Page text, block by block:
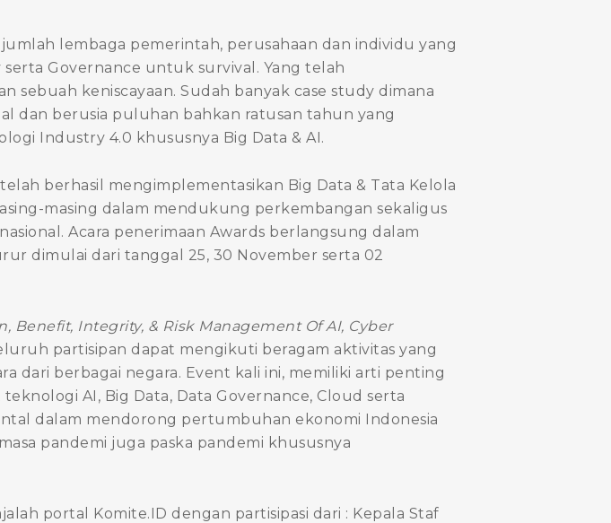
lembaga pemerintah, perusahaan dan individu yang
Governance untuk survival. Yang telah
sebuah keniscayaan. Sudah banyak case study dimana
dan berusia puluhan bahkan ratusan tahun yang
Industry 4.0 khususnya Big Data & AI.
berhasil mengimplementasikan Big Data & Tata Kelola
masing dalam mendukung perkembangan sekaligus
Acara penerimaan Awards berlangsung dalam
dimulai dari tanggal 25, 30 November serta 02
Benefit, Integrity, & Risk Management Of AI, Cyber
partisipan dapat mengikuti beragam aktivitas yang
dari berbagai negara. Event kali ini, memiliki arti penting
AI, Big Data, Data Governance, Cloud serta
dalam mendorong pertumbuhan ekonomi Indonesia
pandemi juga paska pandemi khususnya
portal Komite.ID dengan partisipasi dari : Kepala Staf